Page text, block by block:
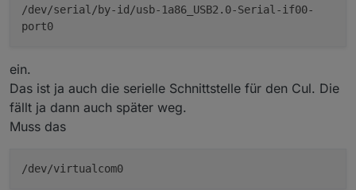
/dev/serial/by-id/usb-1a86_USB2.0-Serial-if00-
port0
ein.
Das ist ja auch die serielle Schnittstelle für den Cul. Die
fällt ja dann auch später weg.
Muss das
/dev/virtualcom0